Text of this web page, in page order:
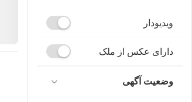
ویدیودار
دارای عکس از ملک
وضعیت آگهی